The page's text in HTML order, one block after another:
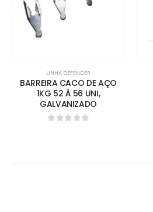
LINHA DEFENDER
BARREIRA CACO DE AÇO
1KG 52 À 56 UNI,
GALVANIZADO